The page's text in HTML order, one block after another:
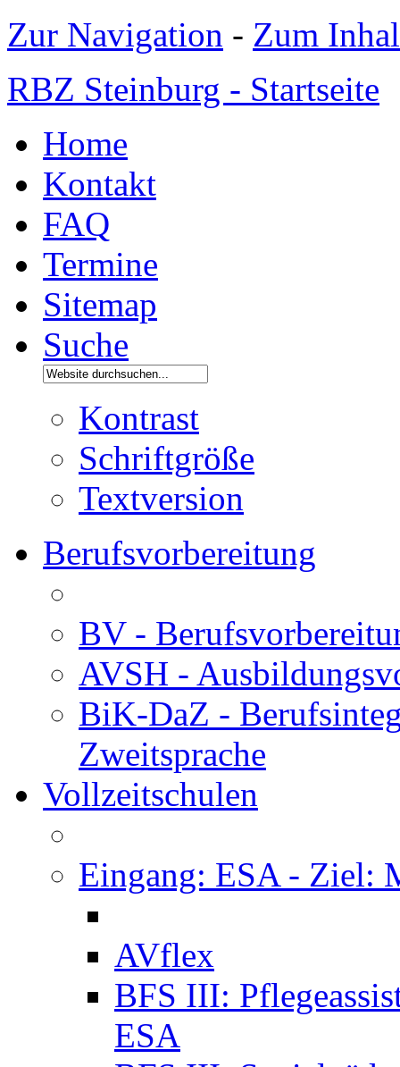
Zur Navigation - Zum
RBZ Steinburg - Startseite
Home
Kontakt
FAQ
Termine
Sitemap
Suche
Kontrast
Schriftgröße
Textversion
Berufsvorbereitung
BV -
AVSH -
BiK-DaZ -
Zweitsprache
Vollzeitschulen
Eingang: ESA - Ziel:
AVflex
BFS III:
ESA